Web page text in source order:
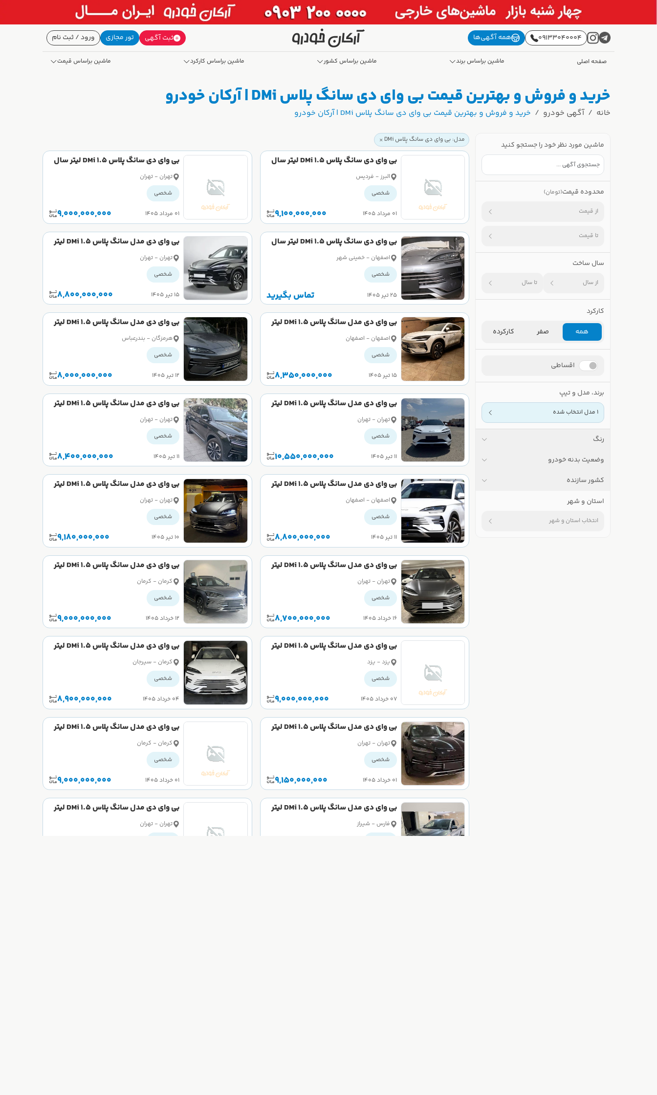
09133040004 همه آگهی‌ها ثبت آگهی تور مجازی ورود / ثبت نام
صفحه اصلی ماشین براساس برند ماشین براساس کشور ماشین براساس کارکرد ماشین براساس قیمت
خرید و فروش و بهترین قیمت بی وای دی سانگ پلاس DMi | آرکان خودرو
خانه آگهی خودرو خرید و فروش و بهترین قیمت بی وای دی سانگ پلاس DMi | آرکان خودرو
ماشین مورد نظر خود را جستجو کنید
محدوده قیمت(تومان)
از قیمت
تا قیمت
سال ساخت
از سال تا سال
کارکرد
همه
صفر کارکرده
اقساطی
برند، مدل و تیپ
1 مدل انتخاب شده
رنگ
وضعیت بدنه خودرو
کشور سازنده
استان و شهر
انتخاب استان و شهر
مدل: بی وای دی سانگ پلاس DMi
بی وای دی سانگ پلاس DMi 1.5 لیتر سال
2025البرز - فردیس
شخصی
۰۱ مرداد ۱۴۰۵ 9,100,000,000
بی وای دی سانگ پلاس DMi 1.5 لیتر سال
2025تهران - تهران
شخصی
۰۱ مرداد ۱۴۰۵ 9,000,000,000
بی وای دی سانگ پلاس DMi 1.5 لیتر سال
2025اصفهان - خمینی شهر
شخصی
۲۵ تیر ۱۴۰۵ تماس بگیرید
بی وای دی مدل سانگ پلاس DMi 1.5 لیتر
سال 2025 صفرتهران - تهران
شخصی
۱۵ تیر ۱۴۰۵ 8,800,000,000
بی وای دی مدل سانگ پلاس DMi 1.5 لیتر
سال 2025 کارکردهاصفهان - اصفهان
شخصی
۱۵ تیر ۱۴۰۵ 8,350,000,000
بی وای دی مدل سانگ پلاس DMi 1.5 لیتر
سال 2025 کارکرده
هرمزگان - بندرعباس
شخصی
۱۲ تیر ۱۴۰۵ 8,000,000,000
بی وای دی مدل سانگ پلاس DMi 1.5 لیتر
سال 2025 صفرتهران - تهران
شخصی
۱۱ تیر ۱۴۰۵ 10,550,000,000
بی وای دی مدل سانگ پلاس DMi 1.5 لیتر
سال 2025 کارکردهتهران - تهران
شخصی
۱۱ تیر ۱۴۰۵ 8,400,000,000
بی وای دی مدل سانگ پلاس DMi 1.5 لیتر
سال 2025 کارکردهاصفهان - اصفهان
شخصی
۱۱ تیر ۱۴۰۵ 8,800,000,000
بی وای دی مدل سانگ پلاس DMi 1.5 لیتر
سال 2025 کارکردهتهران - تهران
شخصی
۱۰ تیر ۱۴۰۵ 9,180,000,000
بی وای دی مدل سانگ پلاس DMi 1.5 لیتر
سال 2025 کارکردهتهران - تهران
شخصی
۱۶ خرداد ۱۴۰۵ 8,700,000,000
بی وای دی مدل سانگ پلاس DMi 1.5 لیتر
سال 2025 صفرکرمان - کرمان
شخصی
۱۲ خرداد ۱۴۰۵ 9,000,000,000
بی وای دی مدل سانگ پلاس DMi 1.5 لیتر
سال 2025 کارکردهیزد - یزد
شخصی
۰۷ خرداد ۱۴۰۵ 9,000,000,000
بی وای دی مدل سانگ پلاس DMi 1.5 لیتر
سال 2025 کارکردهکرمان - سیرجان
شخصی
۰۴ خرداد ۱۴۰۵ 8,900,000,000
بی وای دی مدل سانگ پلاس DMi 1.5 لیتر
سال 2025 صفرتهران - تهران
شخصی
۰۱ خرداد ۱۴۰۵ 9,150,000,000
بی وای دی مدل سانگ پلاس DMi 1.5 لیتر
سال 2025 کارکردهکرمان - کرمان
شخصی
۰۱ خرداد ۱۴۰۵ 9,000,000,000
بی وای دی مدل سانگ پلاس DMi 1.5 لیتر
سال 2025 صفرفارس - شیراز
بی وای دی مدل سانگ پلاس DMi 1.5 لیتر
سال 2025 صفرتهران - تهران